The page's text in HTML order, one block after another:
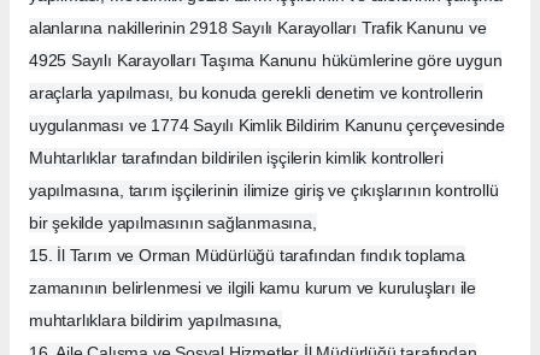
alanlarına nakillerinin 2918 Sayılı Karayolları Trafik Kanunu ve
4925 Sayılı Karayolları Taşıma Kanunu hükümlerine göre uygun
araçlarla yapılması, bu konuda gerekli denetim ve kontrollerin
uygulanması ve 1774 Sayılı Kimlik Bildirim Kanunu çerçevesinde
Muhtarlıklar tarafından bildirilen işçilerin kimlik kontrolleri
yapılmasına, tarım işçilerinin ilimize giriş ve çıkışlarının kontrollü
bir şekilde yapılmasının sağlanmasına,
15. İl Tarım ve Orman Müdürlüğü tarafından fındık toplama
zamanının belirlenmesi ve ilgili kamu kurum ve kuruluşları ile
muhtarlıklara bildirim yapılmasına,